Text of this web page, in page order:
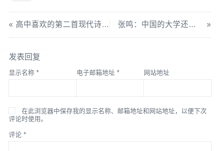
高中喜欢的第二首现代诗 《告别》 张鸣：中国的大学还有救吗？
发表回复
显示名称 * 电子邮箱地址 * 网站地址
在此浏览器中保存我的显示名称、邮箱地址和网站地址，以便下次
评论时使用。
评论 *